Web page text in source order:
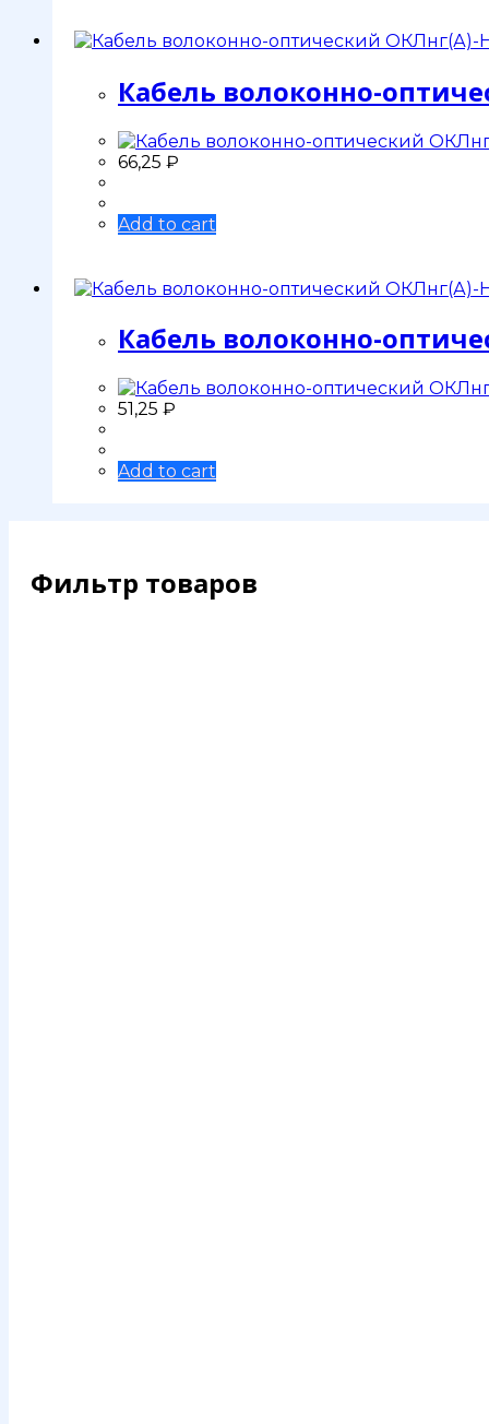
Кабель волоконно-
66,25 ₽
Add to cart
Кабель волоконно-
51,25 ₽
Add to cart
Фильтр товаров